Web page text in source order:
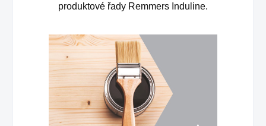
produktové řady Remmers Induline.